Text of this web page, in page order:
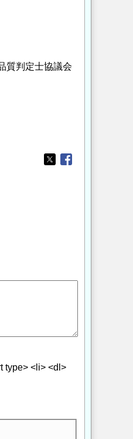
質判定士協議会
Opens in a new
Opens in a new
type> <li> <dl>